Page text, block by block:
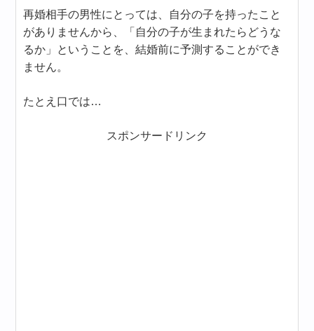
再婚相手の男性にとっては、自分の子を持ったこと
がありませんから、「自分の子が生まれたらどうな
るか」ということを、結婚前に予測することができ
ません。
たとえ口では…
スポンサードリンク